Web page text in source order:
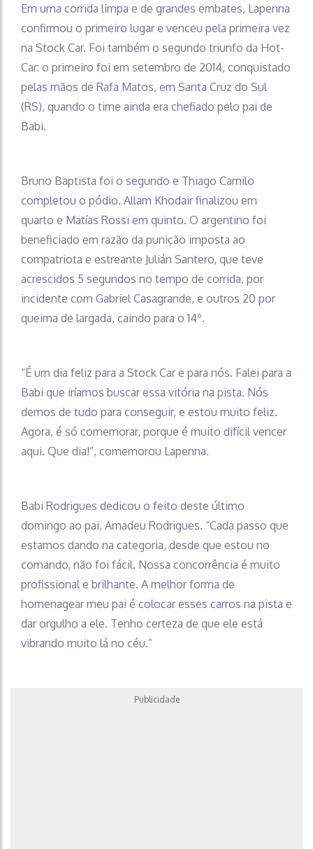
Em uma corrida limpa e de grandes embates, Lapenna
confirmou o primeiro lugar e venceu pela primeira vez
na Stock Car. Foi também o segundo triunfo da Hot-
Car: o primeiro foi em setembro de 2014, conquistado
pelas mãos de Rafa Matos, em Santa Cruz do Sul
(RS), quando o time ainda era chefiado pelo pai de
Babi.
Bruno Baptista foi o segundo e Thiago Camilo
completou o pódio. Allam Khodair finalizou em
quarto e Matías Rossi em quinto. O argentino foi
beneficiado em razão da punição imposta ao
compatriota e estreante Julián Santero, que teve
acrescidos 5 segundos no tempo de corrida, por
incidente com Gabriel Casagrande, e outros 20 por
queima de largada, caindo para o 14º.
“É um dia feliz para a Stock Car e para nós. Falei para a
Babi que iríamos buscar essa vitória na pista. Nós
demos de tudo para conseguir, e estou muito feliz.
Agora, é só comemorar, porque é muito difícil vencer
aqui. Que dia!”, comemorou Lapenna.
Babi Rodrigues dedicou o feito deste último
domingo ao pai, Amadeu Rodrigues. “Cada passo que
estamos dando na categoria, desde que estou no
comando, não foi fácil. Nossa concorrência é muito
profissional e brilhante. A melhor forma de
homenagear meu pai é colocar esses carros na pista e
dar orgulho a ele. Tenho certeza de que ele está
vibrando muito lá no céu.”
Publicidade